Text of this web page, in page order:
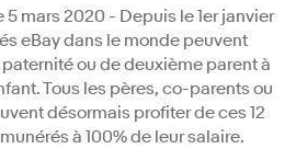
mars 2020 - Depuis le 1er janvier
eBay dans le monde peuvent
ou de deuxième parent à
Tous les pères, co-parents ou
désormais profiter de ces 12
à 100% de leur salaire.